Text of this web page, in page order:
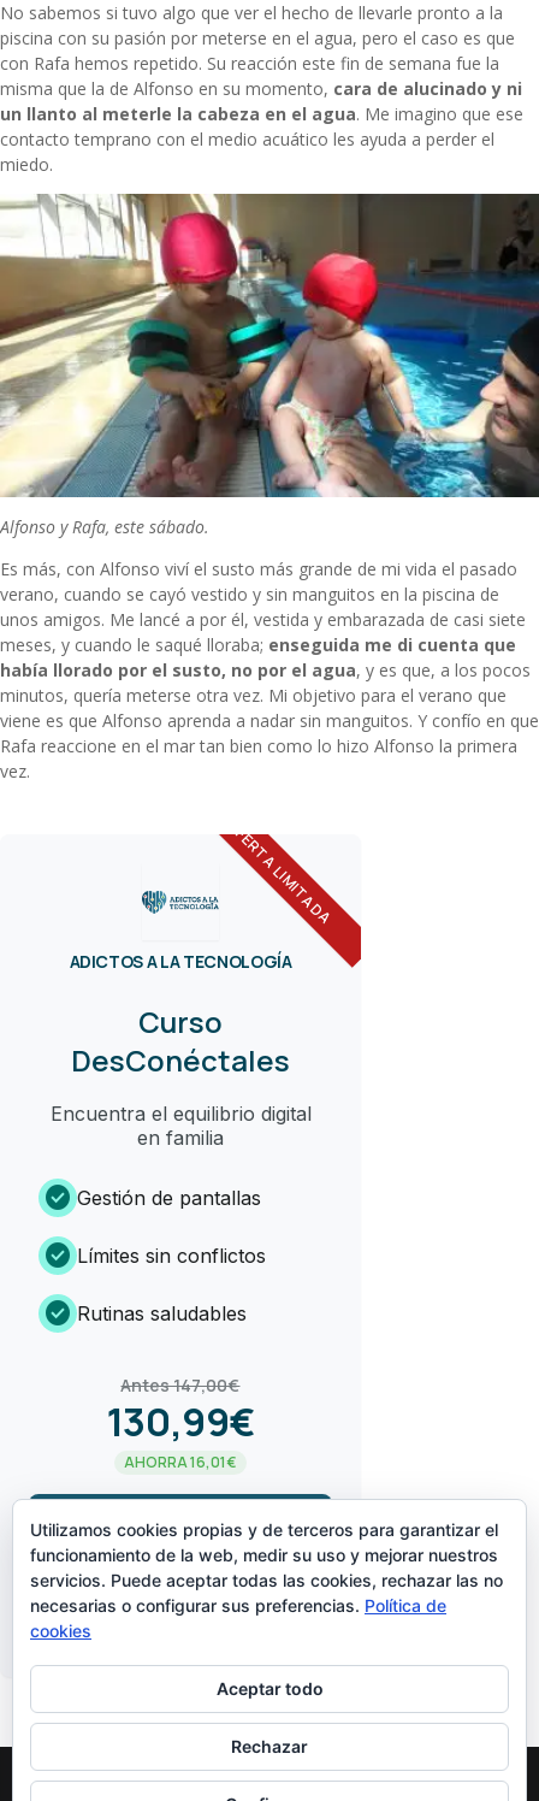
No sabemos si tuvo algo que ver el hecho de llevarle pronto a la
piscina con su pasión por meterse en el agua, pero el caso es que
con Rafa hemos repetido. Su reacción este fin de semana fue la
misma que la de Alfonso en su momento, cara de alucinado y ni
un llanto al meterle la cabeza en el agua. Me imagino que ese
contacto temprano con el medio acuático les ayuda a perder el
miedo.
Alfonso y Rafa, este sábado.
Es más, con Alfonso viví el susto más grande de mi vida el pasado
verano, cuando se cayó vestido y sin manguitos en la piscina de
unos amigos. Me lancé a por él, vestida y embarazada de casi siete
meses, y cuando le saqué lloraba; enseguida me di cuenta que
había llorado por el susto, no por el agua, y es que, a los pocos
minutos, quería meterse otra vez. Mi objetivo para el verano que
viene es que Alfonso aprenda a nadar sin manguitos. Y confío en que
Rafa reaccione en el mar tan bien como lo hizo Alfonso la primera
vez.
OFERTA LIMITADA
ADICTOS A LA TECNOLOGÍA
Curso
DesConéctales
Encuentra el equilibrio digital
en familia
check_circle Gestión de pantallas
check_circle Límites sin conflictos
check_circle Rutinas saludables
Antes 147,00€
130,99€
AHORRA 16,01€
¡LO QUIERO!arrow_forward
CREADO POR
Utilizamos cookies propias y de terceros para garantizar el
funcionamiento de la web, medir su uso y mejorar nuestros
servicios. Puede aceptar todas las cookies, rechazar las no
necesarias o configurar sus preferencias. Política de
cookies
Aceptar todo
Rechazar